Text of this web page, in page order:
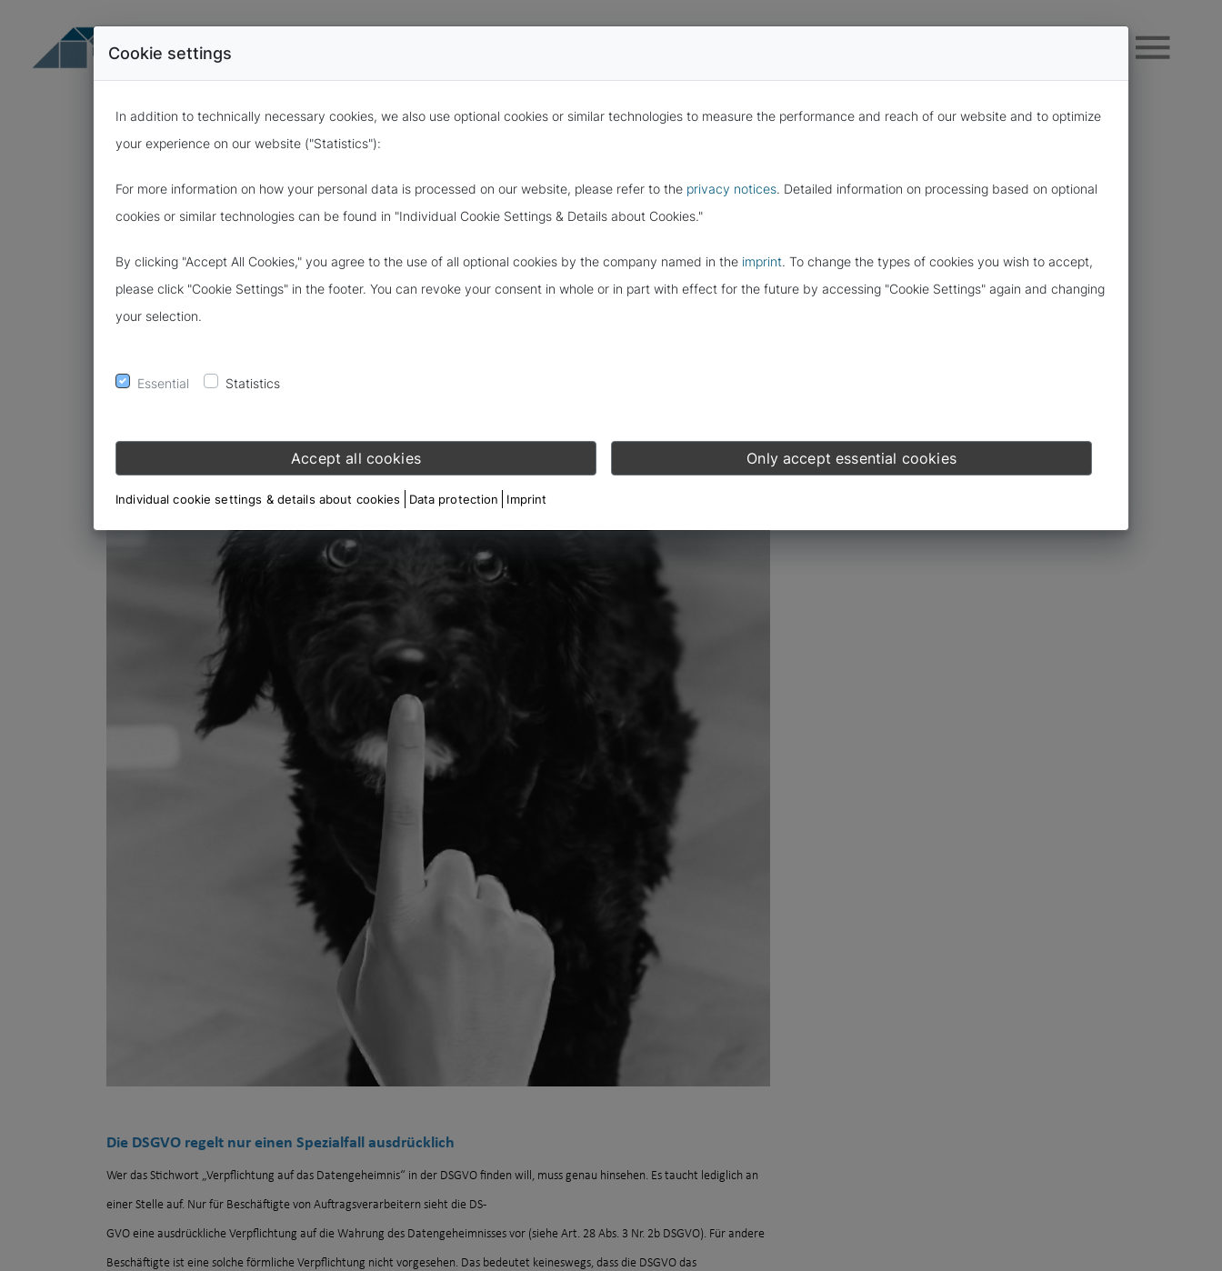
VERPFLICHTUNG AUF DAS
Die DSGVO regelt nur einen Spezialfall ausdrücklich
Wer das Stichwort „Verpflichtung auf das Datengeheimnis“ in der DSGVO finden will, muss genau hinsehen. Es taucht lediglich an
einer Stelle auf. Nur für Beschäftigte von Auftragsverarbeitern sieht die DS-
GVO eine ausdrückliche Verpflichtung auf die Wahrung des Datengeheimnisses vor (siehe Art. 28 Abs. 3 Nr. 2b DSGVO). Für andere
Beschäftigte ist eine solche förmliche Verpflichtung nicht vorgesehen. Das bedeutet keineswegs, dass die DSGVO das
Cookie settings
In addition to technically necessary cookies, we also use optional cookies or similar technologies to measure the performance and reach of our website and to optimize
your experience on our website ("Statistics"):
For more information on how your personal data is processed on our website, please refer to the privacy notices. Detailed information on processing based on optional
cookies or similar technologies can be found in "Individual Cookie Settings & Details about Cookies."
By clicking "Accept All Cookies," you agree to the use of all optional cookies by the company named in the imprint. To change the types of cookies you wish to accept,
please click "Cookie Settings" in the footer. You can revoke your consent in whole or in part with effect for the future by accessing "Cookie Settings" again and changing
your selection.
Essential Statistics
Accept all cookies Only accept essential cookies
Individual cookie settings & details about cookies Data protection Imprint